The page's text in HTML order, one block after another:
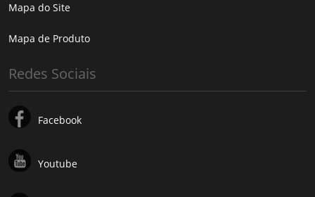
Mapa do Site
Mapa de Produto
Redes Sociais
Facebook
Youtube